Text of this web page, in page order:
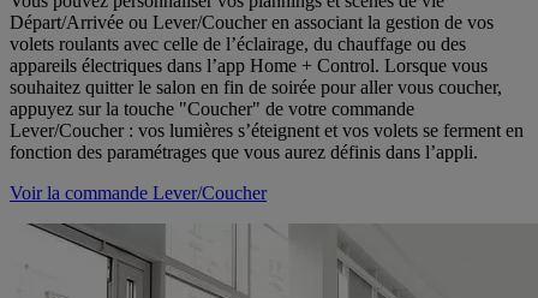
Départ/Arrivée ou Lever/Coucher en associant la gestion de vos
volets roulants avec celle de l’éclairage, du chauffage ou des
appareils électriques dans l’app Home + Control. Lorsque vous
souhaitez quitter le salon en fin de soirée pour aller vous coucher,
appuyez sur la touche "Coucher" de votre commande
Lever/Coucher : vos lumières s’éteignent et vos volets se ferment en
fonction des paramétrages que vous aurez définis dans l’appli.
Voir la commande Lever/Coucher